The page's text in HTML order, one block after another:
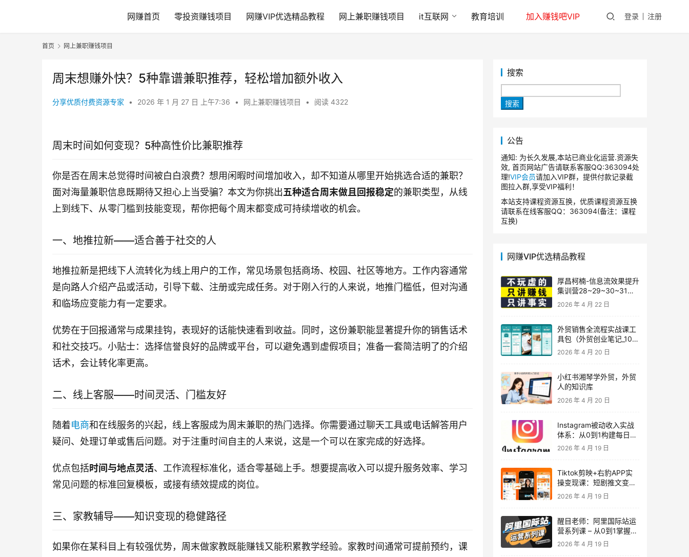
网赚首页 零投资赚钱项目 网赚VIP优选精品教程 网上兼职赚钱项目 it互联网 教育培训 加入赚钱吧VIP 登录 注册
首页 网上兼职赚钱项目
周末想赚外快？5种靠谱兼职推荐，轻松增加额外收入
分享优质付费资源专家 • 2026 年 1 月 27 日 上午7:36 • 网上兼职赚钱项目 • 阅读 4322
周末时间如何变现？5种高性价比兼职推荐
你是否在周末总觉得时间被白白浪费？想用闲暇时间增加收入，却不知道从哪里开始挑选合适的兼职？
面对海量兼职信息既期待又担心上当受骗？本文为你挑出五种适合周末做且回报稳定的兼职类型，从线
上到线下、从零门槛到技能变现，帮你把每个周末都变成可持续增收的机会。
一、地推拉新——适合善于社交的人
地推拉新是把线下人流转化为线上用户的工作，常见场景包括商场、校园、社区等地方。工作内容通常
是向路人介绍产品或活动，引导下载、注册或完成任务。对于刚入行的人来说，地推门槛低，但对沟通
和临场应变能力有一定要求。
优势在于回报通常与成果挂钩，表现好的话能快速看到收益。同时，这份兼职能显著提升你的销售话术
和社交技巧。小贴士：选择信誉良好的品牌或平台，可以避免遇到虚假项目；准备一套简洁明了的介绍
话术，会让转化率更高。
二、线上客服——时间灵活、门槛友好
随着电商和在线服务的兴起，线上客服成为周末兼职的热门选择。你需要通过聊天工具或电话解答用户
疑问、处理订单或售后问题。对于注重时间自主的人来说，这是一个可以在家完成的好选择。
优点包括时间与地点灵活、工作流程标准化，适合零基础上手。想要提高收入可以提升服务效率、学习
常见问题的标准回复模板，或接有绩效提成的岗位。
三、家教辅导——知识变现的稳健路径
如果你在某科目上有较强优势，周末做家教既能赚钱又能积累教学经验。家教时间通常可提前预约，课
搜索
搜索
公告
通知: 为长久发展,本站已商业化运营.资源失
效, 首页网站广告请联系客服QQ:363094处
理!VIP会员请加入VIP群，提供付款记录截
图拉入群,享受VIP福利！
本站支持课程资源互换，优质课程资源互换
请联系在线客服QQ：363094(备注：课程
互换)
网赚VIP优选精品教程
厚昌柯楠-信息流效果提升
集训营28~29~30~31
期，智能投放·巨量AD/百
度优化·AI提效指南
2026 年 4 月 22 日
外贸销售全流程实战课工
具包（外贸创业笔记_10年
外贸经验）
2026 年 4 月 20 日
小红书湘琴学外贸，外贸
人的知识库
2026 年 4 月 20 日
Instagram被动收入实战
体系：从0到1构建每日盈
利的自动销售漏斗
2026 年 4 月 19 日
Tiktok剪映+右豹APP实
操变现课：短剧推文变现
全教程来了！
2026 年 4 月 19 日
醒目老师：阿里国际站运
营系列课 – 从0到1掌握平
台运营核心技巧
2026 年 4 月 19 日